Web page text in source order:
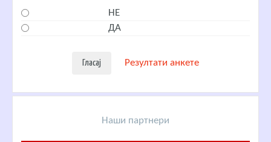
НЕ
ДА
Резултати анкете
Наши партнери